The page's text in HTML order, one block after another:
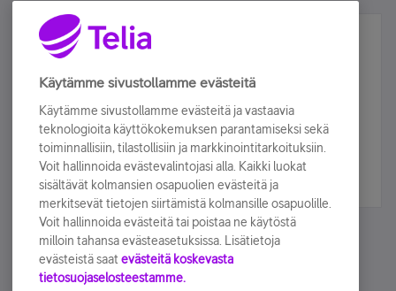
Älä jää paitsi – osallistu ja voita!
Tilaa Telian uutiskirje ja olet mukana arvonnassa.
sähköpostiisi.
Tilaa nyt
Käytämme sivustollamme evästeitä
Käytämme sivustollamme evästeitä ja vastaavia
teknologioita käyttökokemuksen parantamiseksi sekä
toiminnallisiin, tilastollisiin ja markkinointitarkoituksiin.
Voit hallinnoida evästevalintojasi alla. Kaikki luokat
sisältävät kolmansien osapuolien evästeitä ja
merkitsevät tietojen siirtämistä kolmansille osapuolille.
Voit hallinnoida evästeitä tai poistaa ne käytöstä
milloin tahansa evästeasetuksissa. Lisätietoja
evästeistä saat evästeitä koskevasta
tietosuojaselosteestamme.